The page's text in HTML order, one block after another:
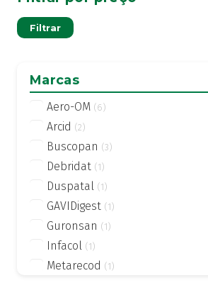
Filtrar
Marcas
Aero-OM (6)
Arcid (2)
Buscopan (3)
Debridat (1)
Duspatal (1)
GAVIDigest (1)
Guronsan (1)
Infacol (1)
Metarecod (1)